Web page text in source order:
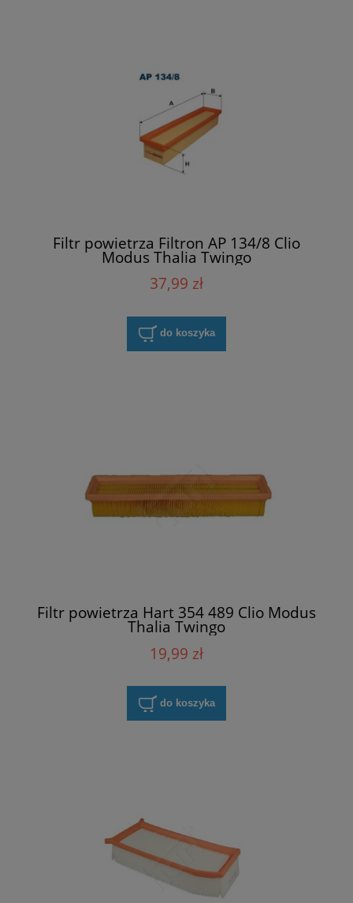
Filtr powietrza Filtron AP 134/8 Clio
Modus Thalia Twingo
37,99 zł
do koszyka
Filtr powietrza Hart 354 489 Clio Modus
Thalia Twingo
19,99 zł
do koszyka